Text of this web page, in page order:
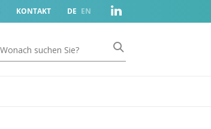
KONTAKT DE EN